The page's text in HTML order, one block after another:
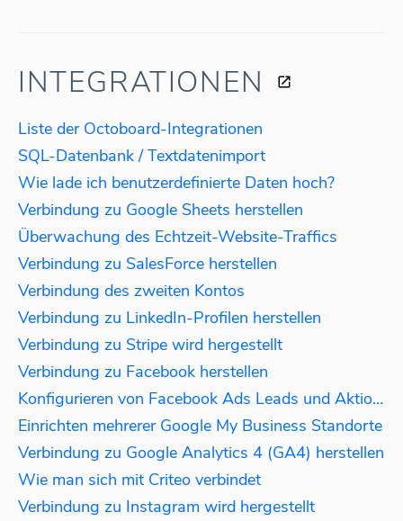
INTEGRATIONEN
Liste der Octoboard-Integrationen
SQL-Datenbank / Textdatenimport
Wie lade ich benutzerdefinierte Daten hoch?
Verbindung zu Google Sheets herstellen
Überwachung des Echtzeit-Website-Traffics
Verbindung zu SalesForce herstellen
Verbindung des zweiten Kontos
Verbindung zu LinkedIn-Profilen herstellen
Verbindung zu Stripe wird hergestellt
Verbindung zu Facebook herstellen
Konfigurieren von Facebook Ads Leads und Aktionen
Einrichten mehrerer Google My Business Standorte
Verbindung zu Google Analytics 4 (GA4) herstellen
Wie man sich mit Criteo verbindet
Verbindung zu Instagram wird hergestellt